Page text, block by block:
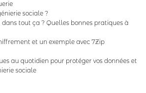
sociale ?
dans tout ça ? Quelles bonnes pratiques à
et un exemple avec 7Zip
au quotidien pour protéger vos données et
sociale